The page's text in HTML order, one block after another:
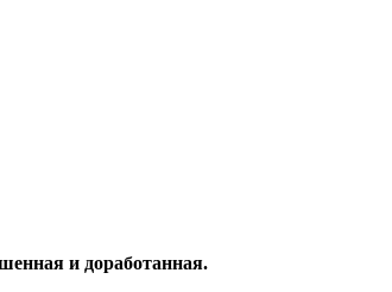
и доработанная.